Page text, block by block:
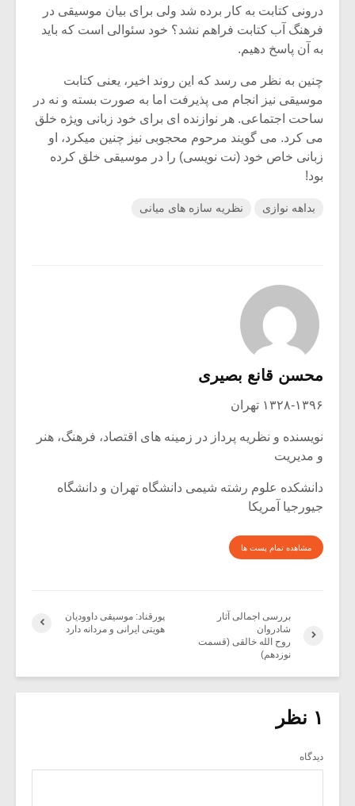
درونی کتابت به کار برده شد ولی برای بیان موسیقی در
فرهنگ آب کتابت فراهم نشد؟ خود سئوالی است که باید
به آن پاسخ دهیم.
چنین به نظر می رسد که این روند اخیر، یعنی کتابت
موسیقی نیز انجام می پذیرفت اما به صورت بسته و نه در
ساحت اجتماعی. هر نوازنده ای برای خود زبانی ویژه خلق
می کرد. می گویند مرحوم محجوبی نیز چنین میکرد، او
زبانی خاص خود (نت نویسی) را در موسیقی خلق کرده
بود!
بداهه نوازی نظریه سازه های میانی
محسن قانع بصیری
۱۳۲۸-۱۳۹۶ تهران
نویسنده و نظریه پرداز در زمینه های اقتصاد، فرهنگ، هنر
و مدیریت
دانشکده علوم رشته شیمی دانشگاه تهران و دانشگاه
جیورجیا آمریکا
مشاهده تمام پست ها
پورقناد: موسیقی داوودیان
هویتی ایرانی و مردانه دارد
بررسی اجمالی آثار
شادروان
روح الله خالقی (قسمت
نوزدهم)
۱ نظر
دیدگاه